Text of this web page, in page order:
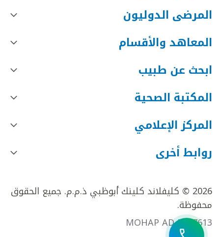
المرضى الدوليون
المعاهد والأقسام
ابحث عن طبيب
المكتبة الصحية
المركز الإعلامي
روابط أخرى
2026 © كليفلاند كلينك أبوظبي ذ.م.م. جميع الحقوق
محفوظة.
MOHAP AD FR27613